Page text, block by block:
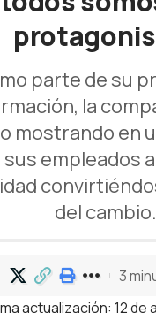
parte de su
la
mostrando en
empleados
del cambio.
actualización: 12 de
3